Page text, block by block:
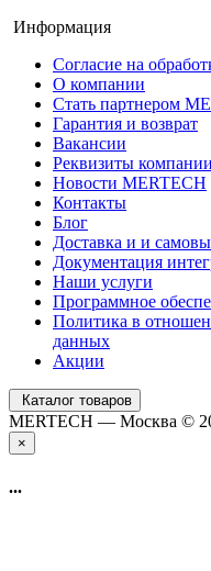
Информация
Согласие на
О компании
Стать партнером
Гарантия и возврат
Вакансии
Реквизиты компании
Новости MERTECH
Контакты
Блог
Доставка и и
Документация
Наши услуги
Программное
Политика в
данных
Акции
Каталог товаров
MERTECH — Москва ©
×
...